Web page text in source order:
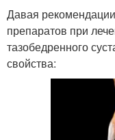
Давая
препаратов при
тазобедренного
свойства: